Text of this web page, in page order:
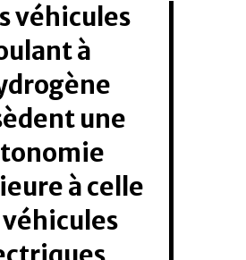
véhicules
à
une
à celle
véhicules